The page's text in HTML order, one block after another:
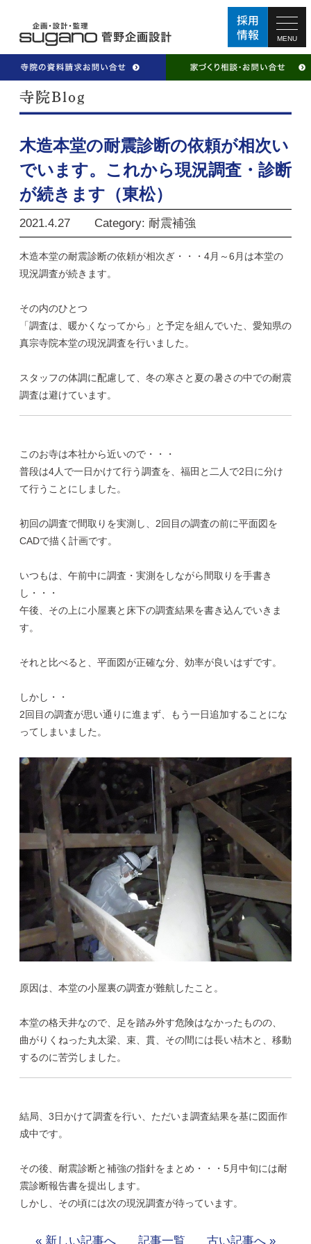
MENU
木造本堂の耐震診断の依頼が相次い
でいます。これから現況調査・診断
が続きます（東松）
2021.4.27 Category: 耐震補強
木造本堂の耐震診断の依頼が相次ぎ・・・4月～6月は本堂の
現況調査が続きます。
その内のひとつ
「調査は、暖かくなってから」と予定を組んでいた、愛知県の
真宗寺院本堂の現況調査を行いました。
スタッフの体調に配慮して、冬の寒さと夏の暑さの中での耐震
調査は避けています。
このお寺は本社から近いので・・・
普段は4人で一日かけて行う調査を、福田と二人で2日に分け
て行うことにしました。
初回の調査で間取りを実測し、2回目の調査の前に平面図を
CADで描く計画です。
いつもは、午前中に調査・実測をしながら間取りを手書き
し・・・
午後、その上に小屋裏と床下の調査結果を書き込んでいきま
す。
それと比べると、平面図が正確な分、効率が良いはずです。
しかし・・
2回目の調査が思い通りに進まず、もう一日追加することにな
ってしまいました。
原因は、本堂の小屋裏の調査が難航したこと。
本堂の格天井なので、足を踏み外す危険はなかったものの、
曲がりくねった丸太梁、束、貫、その間には長い桔木と、移動
するのに苦労しました。
結局、3日かけて調査を行い、ただいま調査結果を基に図面作
成中です。
その後、耐震診断と補強の指針をまとめ・・・5月中旬には耐
震診断報告書を提出します。
しかし、その頃には次の現況調査が待っています。
« 新しい記事へ 記事一覧 古い記事へ »